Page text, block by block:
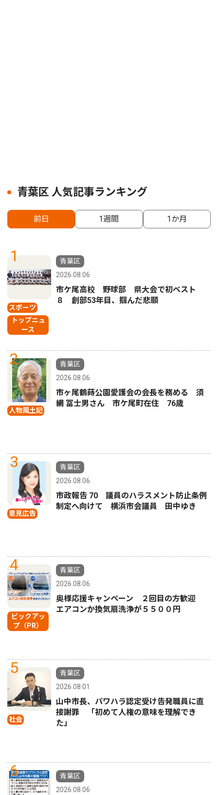
青葉区 人気記事ランキング
前日 1週間 1か月
1
スポーツ
トップニュ
ース
青葉区
2026.08.06
市ケ尾高校 野球部 県大会で初ベスト
８ 創部53年目、掴んだ悲願
2
人物風土記
青葉区
2026.08.06
市ヶ尾鶴蒔公園愛護会の会長を務める 須
網 冨士男さん 市ケ尾町在住 76歳
3
意見広告
青葉区
2026.08.06
市政報告 70 議員のハラスメント防止条例
制定へ向けて 横浜市会議員 田中ゆき
4
ピックアッ
プ（PR）
青葉区
2026.08.06
奥様応援キャンペーン ２回目の方歓迎
エアコンか換気扇洗浄が５５００円
5
社会
青葉区
2026.08.01
山中市長、パワハラ認定受け告発職員に直
接謝罪 「初めて人権の意味を理解でき
た」
6
青葉区
2026.08.06